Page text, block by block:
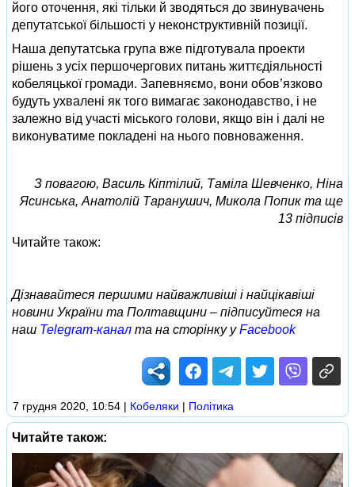
його оточення, які тільки й зводяться до звинувачень
депутатської більшості у неконструктивній позиції.
Наша депутатська група вже підготувала проекти
рішень з усіх першочергових питань життєдіяльності
кобеляцької громади. Запевняємо, вони обов’язково
будуть ухвалені як того вимагає законодавство, і не
залежно від участі міського голови, якщо він і далі не
виконуватиме покладені на нього повноваження.
З повагою, Василь Кіптілий, Таміла Шевченко, Ніна
Ясинська, Анатолій Таранушич, Микола Попик та ще
13 підписів
Читайте також:
Дізнавайтеся першими найважливіші і найцікавіші
новини України та Полтавщини – підписуйтеся на
наш Telegram-канал та на сторінку уFacebook
7 грудня 2020, 10:54 | Кобеляки | Політика
Читайте також: